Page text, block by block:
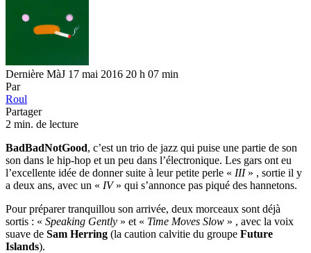
Dernière MàJ 17 mai 2016 20 h 07 min
Par
Roul
Partager
2 min. de lecture
BadBadNotGood, c’est un trio de jazz qui puise une partie de son
son dans le hip-hop et un peu dans l’électronique. Les gars ont eu
l’excellente idée de donner suite à leur petite perle « III» , sortie il y
a deux ans, avec un « IV» qui s’annonce pas piqué des hannetons.
Pour préparer tranquillou son arrivée, deux morceaux sont déjà
sortis : « Speaking Gently » et « Time Moves Slow » , avec la voix
suave de Sam Herring (la caution calvitie du groupe Future
Islands).